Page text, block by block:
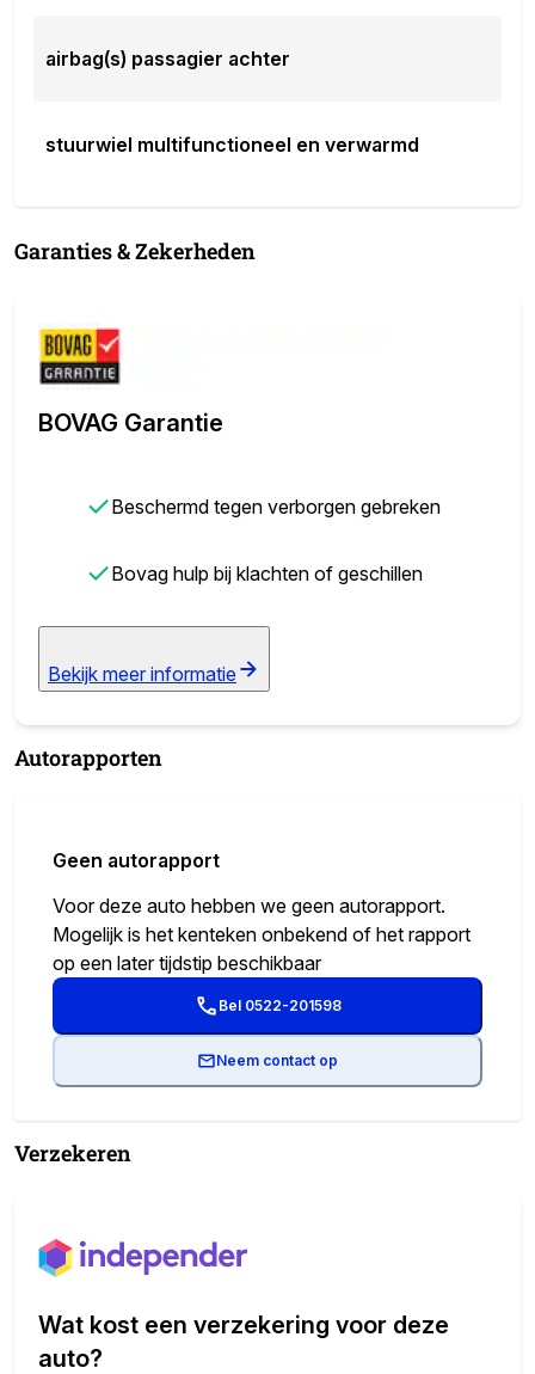
airbag(s) passagier achter
stuurwiel multifunctioneel en verwarmd
Garanties & Zekerheden
BOVAG Garantie
✓Beschermd tegen verborgen gebreken
✓Bovag hulp bij klachten of geschillen
Bekijk meer informatie
Autorapporten
Geen autorapport
Voor deze auto hebben we geen autorapport.
Mogelijk is het kenteken onbekend of het rapport
op een later tijdstip beschikbaar
Bel 0522-201598
Neem contact op
Verzekeren
Wat kost een verzekering voor deze
auto?